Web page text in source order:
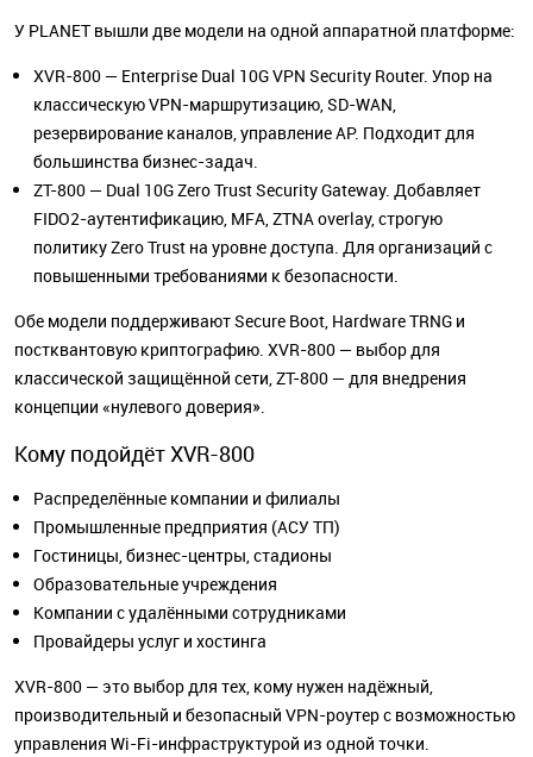
У PLANET вышли две модели на одной аппаратной платформе:
XVR-800 — Enterprise Dual 10G VPN Security Router. Упор на
классическую VPN-маршрутизацию, SD-WAN,
резервирование каналов, управление AP. Подходит для
большинства бизнес-задач.
ZT-800 — Dual 10G Zero Trust Security Gateway. Добавляет
FIDO2-аутентификацию, MFA, ZTNA overlay, строгую
политику Zero Trust на уровне доступа. Для организаций с
повышенными требованиями к безопасности.
Обе модели поддерживают Secure Boot, Hardware TRNG и
постквантовую криптографию. XVR-800 — выбор для
классической защищённой сети, ZT-800 — для внедрения
концепции «нулевого доверия».
Кому подойдёт XVR-800
Распределённые компании и филиалы
Промышленные предприятия (АСУ ТП)
Гостиницы, бизнес-центры, стадионы
Образовательные учреждения
Компании с удалёнными сотрудниками
Провайдеры услуг и хостинга
XVR-800 — это выбор для тех, кому нужен надёжный,
производительный и безопасный VPN-роутер с возможностью
управления Wi-Fi-инфраструктурой из одной точки.